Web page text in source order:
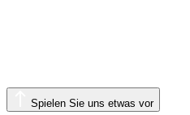
Spielen Sie uns etwas vor